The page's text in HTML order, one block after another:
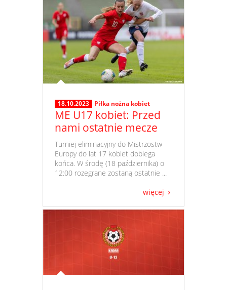
18.10.2023 Piłka nożna kobiet
ME U17 kobiet: Przed
nami ostatnie mecze
​ Turniej eliminacyjny do Mistrzostw
Europy do lat 17 kobiet dobiega
końca. W środę (18 października) o
12:00 rozegrane zostaną ostatnie ...
więcej